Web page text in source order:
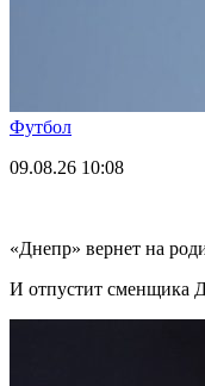
Футбол
09.08.26 10:08
«Днепр» вернет на
И отпустит сменщика